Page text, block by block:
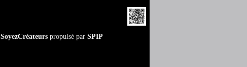
SoyezCréateurspropulsé par SPIP